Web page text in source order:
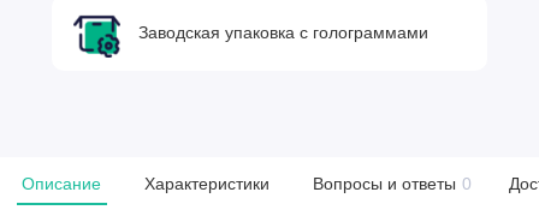
Заводская упаковка с голограммами
Описание Характеристики Вопросы и ответы 0